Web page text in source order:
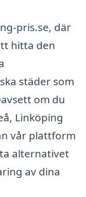
pris.se, där
hitta den
städer som
om du
Linköping
vår plattform
alternativet
av dina